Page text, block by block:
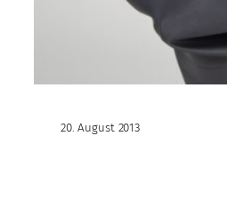
20. August 2013